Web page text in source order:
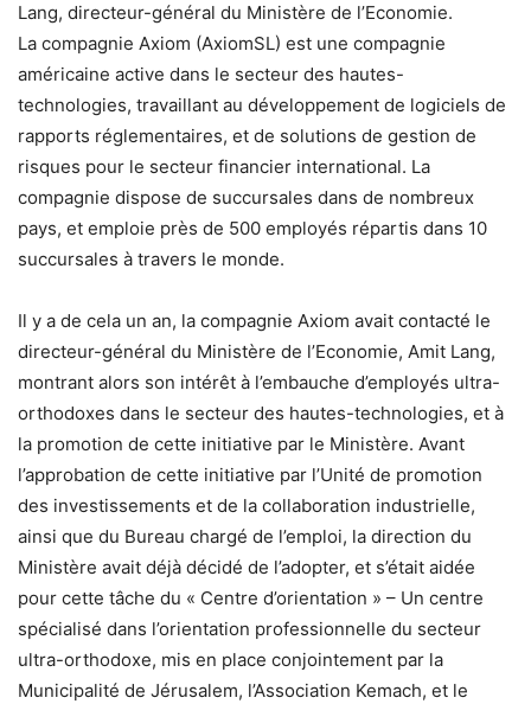
Lang, directeur-général du Ministère de l’Economie.
La compagnie Axiom (AxiomSL) est une compagnie
américaine active dans le secteur des hautes-
technologies, travaillant au développement de logiciels de
rapports réglementaires, et de solutions de gestion de
risques pour le secteur financier international. La
compagnie dispose de succursales dans de nombreux
pays, et emploie près de 500 employés répartis dans 10
succursales à travers le monde.
Il y a de cela un an, la compagnie Axiom avait contacté le
directeur-général du Ministère de l’Economie, Amit Lang,
montrant alors son intérêt à l’embauche d’employés ultra-
orthodoxes dans le secteur des hautes-technologies, et à
la promotion de cette initiative par le Ministère. Avant
l’approbation de cette initiative par l’Unité de promotion
des investissements et de la collaboration industrielle,
ainsi que du Bureau chargé de l’emploi, la direction du
Ministère avait déjà décidé de l’adopter, et s’était aidée
pour cette tâche du « Centre d’orientation » – Un centre
spécialisé dans l’orientation professionnelle du secteur
ultra-orthodoxe, mis en place conjointement par la
Municipalité de Jérusalem, l’Association Kemach, et le